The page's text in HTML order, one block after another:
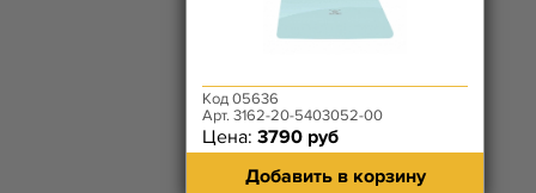
Код 05636
Арт. 3162-20-5403052-00
Цена: 3790 руб
Добавить в корзину